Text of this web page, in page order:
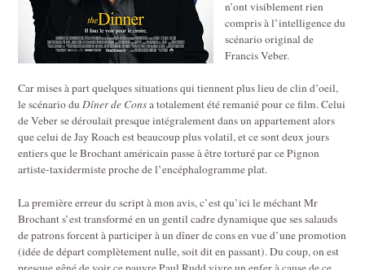
n’ont visiblement rien
compris à l’intelligence du
scénario original de
Francis Veber.
Car mises à part quelques situations qui tiennent plus lieu de clin d’oeil,
le scénario duDîner de Consa totalement été remanié pour ce film. Celui
de Veber se déroulait presque intégralement dans un appartement alors
que celui de Jay Roach est beaucoup plus volatil, et ce sont deux jours
entiers que le Brochant américain passe à être torturé par ce Pignon
artiste-taxidermiste proche de l’encéphalogramme plat.
La première erreur du script à mon avis, c’est qu’ici le méchant Mr
Brochant s’est transformé en un gentil cadre dynamique que ses salauds
de patrons forcent à participer à un dîner de cons en vue d’une promotion
(idée de départ complètement nulle, soit dit en passant). Du coup, on est